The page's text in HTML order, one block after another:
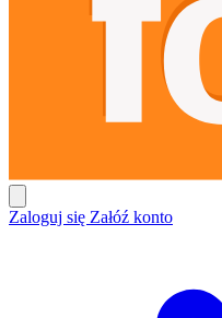
Zaloguj się Załóź konto